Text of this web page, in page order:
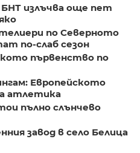
БНТ излъчва още пет
по Северното
по-слаб сезон
първенство по
Европейското
атлетика
пълно слънчево
завод в село Белица